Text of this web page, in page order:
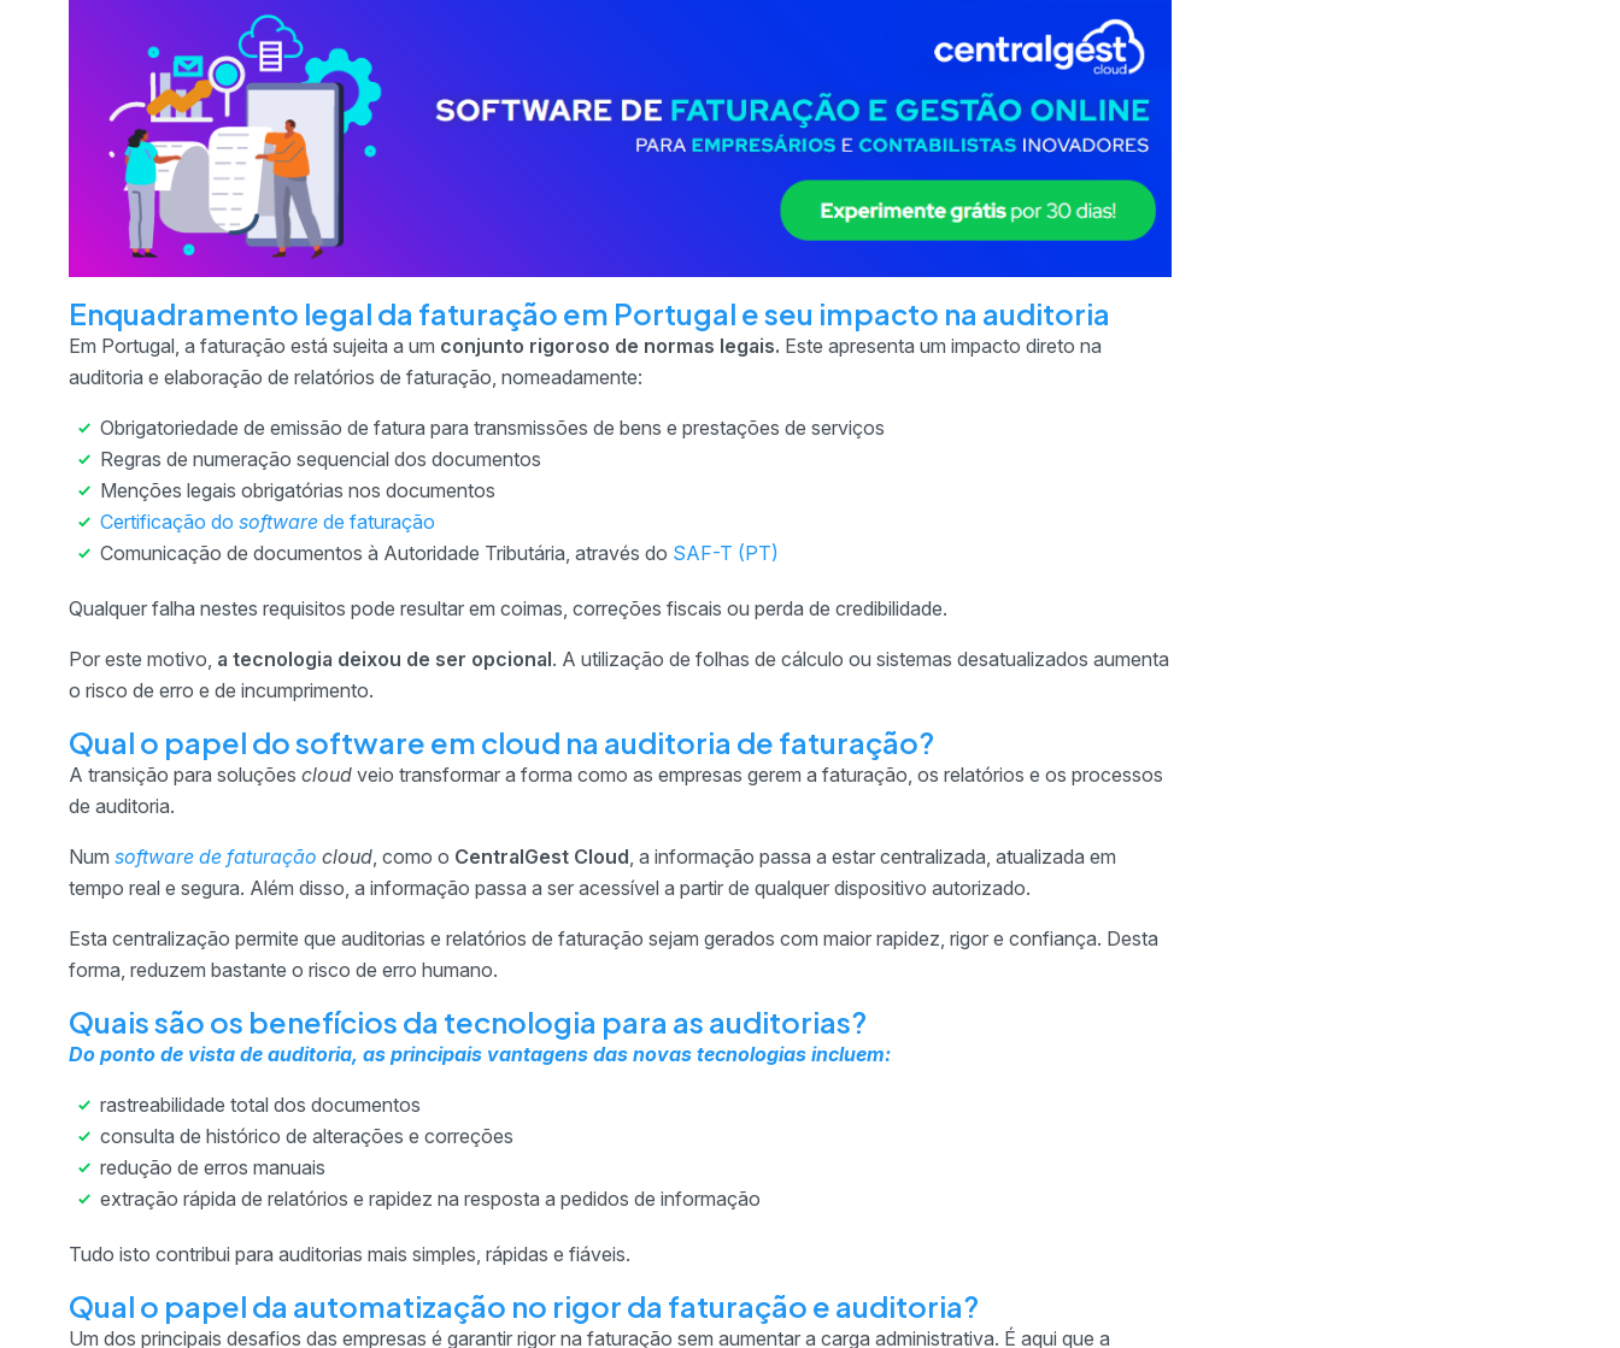
Enquadramento legal da faturação em Portugal e seu impacto na auditoria
Em Portugal, a faturação está sujeita a um conjunto rigoroso de normas legais. Este apresenta um impacto direto na
auditoria e elaboração de relatórios de faturação, nomeadamente:
Obrigatoriedade de emissão de fatura para transmissões de bens e prestações de serviços
Regras de numeração sequencial dos documentos
Menções legais obrigatórias nos documentos
Certificação do software de faturação
Comunicação de documentos à Autoridade Tributária, através do SAF-T (PT)
Qualquer falha nestes requisitos pode resultar em coimas, correções fiscais ou perda de credibilidade.
Por este motivo, a tecnologia deixou de ser opcional. A utilização de folhas de cálculo ou sistemas desatualizados aumenta
o risco de erro e de incumprimento.
Qual o papel do software em cloud na auditoria de faturação?
A transição para soluções cloud veio transformar a forma como as empresas gerem a faturação, os relatórios e os processos
de auditoria.
Num software de faturação cloud , como o CentralGest Cloud , a informação passa a estar centralizada, atualizada em
tempo real e segura. Além disso, a informação passa a ser acessível a partir de qualquer dispositivo autorizado.
Esta centralização permite que auditorias e relatórios de faturação sejam gerados com maior rapidez, rigor e confiança. Desta
forma, reduzem bastante o risco de erro humano.
Quais são os benefícios da tecnologia para as auditorias?
Do ponto de vista de auditoria, as principais vantagens das novas tecnologias incluem:
rastreabilidade total dos documentos
consulta de histórico de alterações e correções
redução de erros manuais
extração rápida de relatórios e rapidez na resposta a pedidos de informação
Tudo isto contribui para auditorias mais simples, rápidas e fiáveis.
Qual o papel da automatização no rigor da faturação e auditoria?
Um dos principais desafios das empresas é garantir rigor na faturação sem aumentar a carga administrativa. É aqui que a